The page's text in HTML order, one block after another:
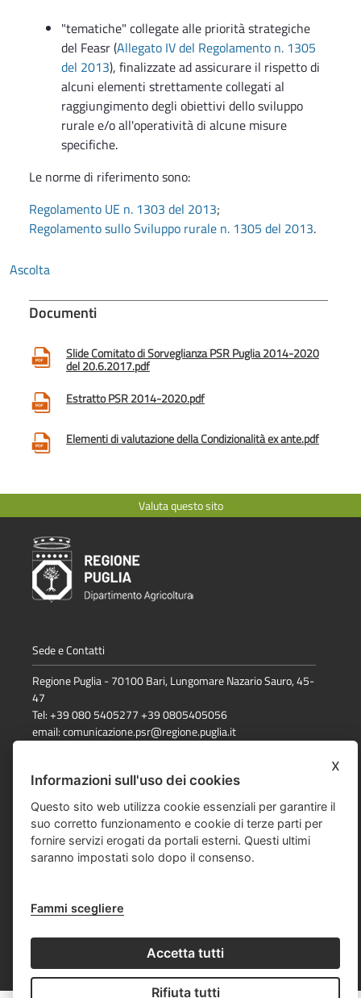
"tematiche" collegate alle priorità strategiche
del Feasr (Allegato IV del Regolamento n. 1305
del 2013), finalizzate ad assicurare il rispetto di
alcuni elementi strettamente collegati al
raggiungimento degli obiettivi dello sviluppo
rurale e/o all'operatività di alcune misure
specifiche.
Le norme di riferimento sono:
Regolamento UE n. 1303 del 2013;
Regolamento sullo Sviluppo rurale n. 1305 del 2013.
Ascolta
Documenti
Slide Comitato di Sorveglianza PSR Puglia 2014-2020
del 20.6.2017.pdf
Estratto PSR 2014-2020.pdf
Elementi di valutazione della Condizionalità ex ante.pdf
Valuta questo sito
Sede e Contatti
Regione Puglia - 70100 Bari, Lungomare Nazario Sauro, 45-
47
Tel: +39 080 5405277 +39 0805405056
email:comunicazione.psr@regione.puglia.it
Dichiarazione di accessibilità
Note Legali
Cookie e privacy
Mappa del sito
© Regione Puglia
x
Informazioni sull'uso dei cookies
Questo sito web utilizza cookie essenziali per garantire il
suo corretto funzionamento e cookie di terze parti per
fornire servizi erogati da portali esterni. Questi ultimi
saranno impostati solo dopo il consenso.
Fammi scegliere
Accetta tutti
Rifiuta tutti